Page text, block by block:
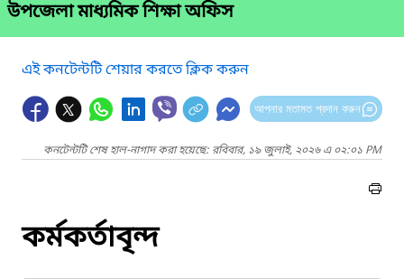
উপজেলা মাধ্যমিক শিক্ষা অফিস
এই কনটেন্টটি শেয়ার করতে ক্লিক করুন
আপনার মতামত প্রদান করুন
কনটেন্টটি শেষ হাল-নাগাদ করা হয়েছে: রবিবার, ১৯ জুলাই, ২০২৬ এ ০২:০১ PM
কর্মকর্তাবৃন্দ